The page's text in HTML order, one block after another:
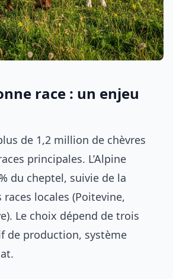
race : un enjeu
de 1,2 million de chèvres
principales. L’Alpine
du cheptel, suivie de la
races locales (Poitevine,
Le choix dépend de trois
de production, système